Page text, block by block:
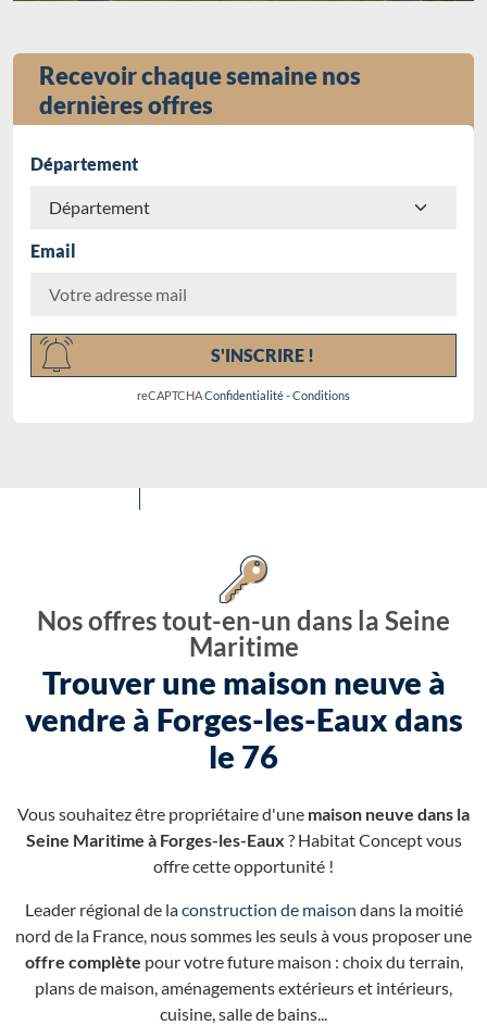
Recevoir chaque semaine nos
dernières offres
Département
Email
S'INSCRIRE !
reCAPTCHAConfidentialité-Conditions
Nos offres tout-en-un dans la Seine
Maritime
Trouver une maison neuve à
vendre à Forges-les-Eaux dans
le 76
Vous souhaitez être propriétaire d'une maison neuve dans la
Seine Maritime à Forges-les-Eaux ? Habitat Concept vous
offre cette opportunité !
Leader régional de laconstruction de maison dans la moitié
nord de la France, nous sommes les seuls à vous proposer une
offre complète pour votre future maison : choix du terrain,
plans de maison, aménagements extérieurs et intérieurs,
cuisine, salle de bains...